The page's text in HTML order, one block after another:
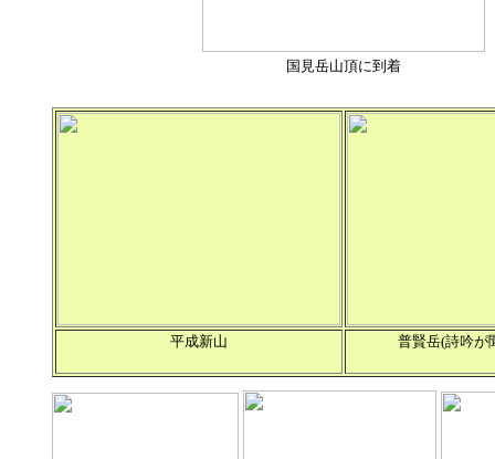
国見岳山頂に到着
平成新山 普賢岳(詩吟が